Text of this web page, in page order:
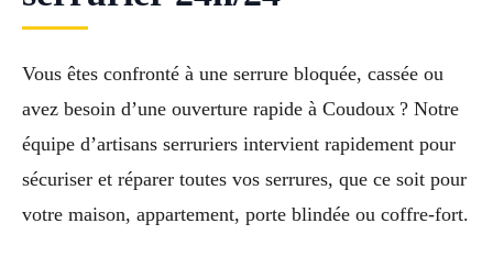
Vous êtes confronté à une serrure bloquée, cassée ou
avez besoin d’une ouverture rapide à Coudoux ? Notre
équipe d’artisans serruriers intervient rapidement pour
sécuriser et réparer toutes vos serrures, que ce soit pour
votre maison, appartement, porte blindée ou coffre-fort.